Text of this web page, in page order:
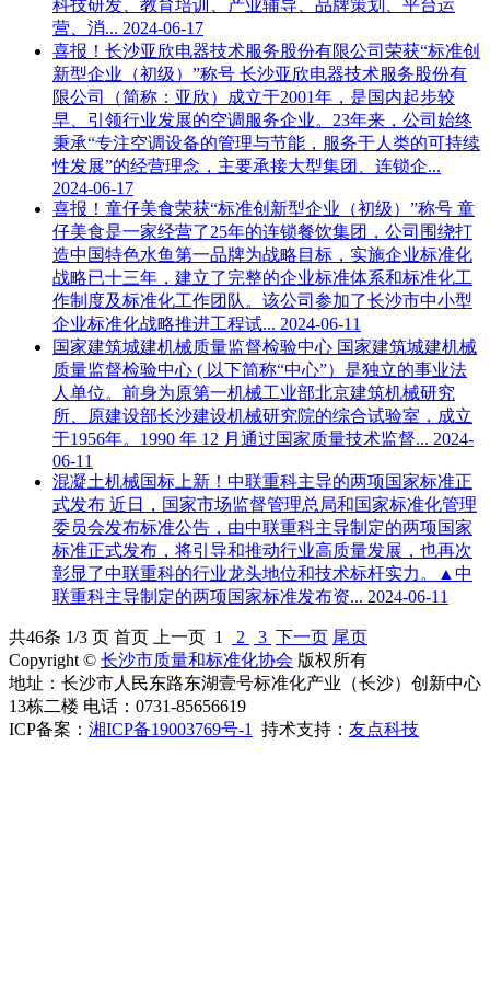
科技研发、教育培训、产业辅导、品牌策划、平台运
营、消... 2024-06-17
喜报！长沙亚欣电器技术服务股份有限公司荣获“标准创
新型企业（初级）”称号 长沙亚欣电器技术服务股份有
限公司（简称：亚欣）成立于2001年，是国内起步较
早、引领行业发展的空调服务企业。23年来，公司始终
秉承“专注空调设备的管理与节能，服务于人类的可持续
性发展”的经营理念，主要承接大型集团、连锁企...
2024-06-17
喜报！童仔美食荣获“标准创新型企业（初级）”称号 童
仔美食是一家经营了25年的连锁餐饮集团，公司围绕打
造中国特色水鱼第一品牌为战略目标，实施企业标准化
战略已十三年，建立了完整的企业标准体系和标准化工
作制度及标准化工作团队。该公司参加了长沙市中小型
企业标准化战略推进工程试... 2024-06-11
国家建筑城建机械质量监督检验中心 国家建筑城建机械
质量监督检验中心 ( 以下简称“中心”）是独立的事业法
人单位。前身为原第一机械工业部北京建筑机械研究
所、原建设部长沙建设机械研究院的综合试验室，成立
于1956年。1990 年 12 月通过国家质量技术监督... 2024-
06-11
混凝土机械国标上新！中联重科主导的两项国家标准正
式发布 近日，国家市场监督管理总局和国家标准化管理
委员会发布标准公告，由中联重科主导制定的两项国家
标准正式发布，将引导和推动行业高质量发展，也再次
彰显了中联重科的行业龙头地位和技术标杆实力。▲中
联重科主导制定的两项国家标准发布资... 2024-06-11
共46条 1/3 页 首页 上一页 1 2 3 下一页 尾页
Copyright © 长沙市质量和标准化协会 版权所有
地址：长沙市人民东路东湖壹号标准化产业（长沙）创新中心
13栋二楼 电话：0731-85656619
ICP备案： 湘ICP备19003769号-1 持术支持： 友点科技